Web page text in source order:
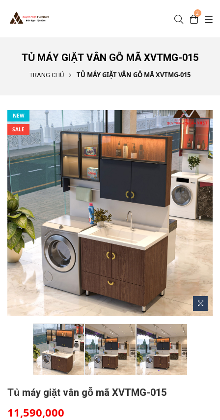
2
TỦ MÁY GIẶT VÂN GỖ MÃ XVTMG-015
TRANG CHỦ TỦ MÁY GIẶT VÂN GỖ MÃ XVTMG-015
NEW
SALE
Tủ máy giặt vân gỗ mã XVTMG-015
11,590,000